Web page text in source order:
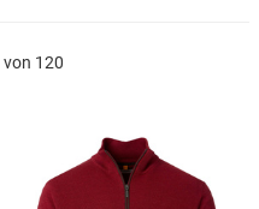
von 120